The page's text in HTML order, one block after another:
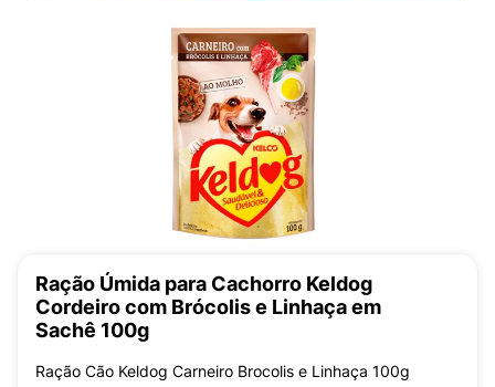
Ração Úmida para Cachorro Keldog
Cordeiro com Brócolis e Linhaça em
Sachê 100g
Ração Cão Keldog Carneiro Brocolis e Linhaça 100g